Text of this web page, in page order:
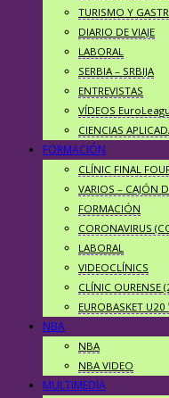
TURISMO Y
DIARIO DE VIAJE
LABORAL
SERBIA – SRBIJA
ENTREVISTAS
VÍDEOS
CIENCIAS
FORMACIÓN
CLÍNIC FINAL
VARIOS – CAJÓN
FORMACIÓN
CORONAVIRUS
LABORAL
VIDEOCLÍNICS
CLÍNIC
EUROBASKET
NBA
NBA
NBA VIDEO
MULTIMEDIA